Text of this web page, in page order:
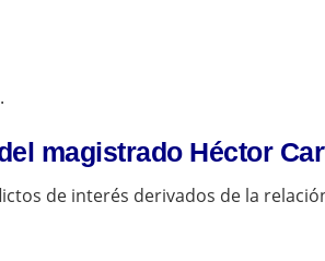
magistrado Héctor
de interés derivados de la